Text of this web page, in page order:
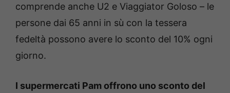
comprende anche U2 e Viaggiator Goloso – le
persone dai 65 anni in sù con la tessera
fedeltà possono avere lo sconto del 10% ogni
giorno.
I supermercati Pam offrono uno sconto del